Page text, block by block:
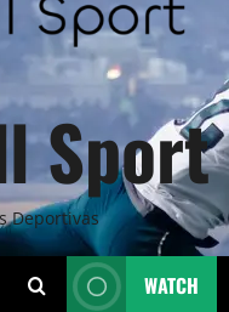
Sport
Deportivas
WATCH